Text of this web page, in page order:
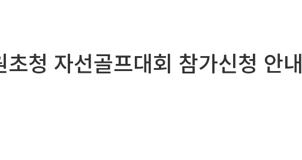
청 자선골프대회 참가신청 안내